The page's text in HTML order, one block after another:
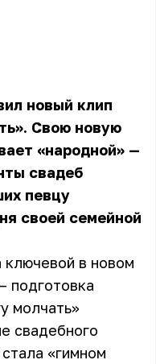
новый клип
Свою новую
«народной» —
свадеб
певцу
своей семейной
ключевой в новом
подготовка
молчать»
свадебного
«гимном